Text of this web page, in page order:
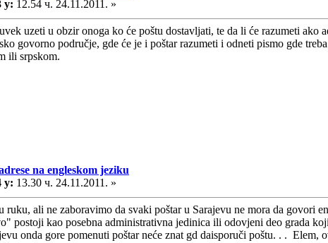
у: 12.54 ч. 24.11.2011. »
uzeti u obzir onoga ko će poštu dostavljati, te da li će razumeti ako
govorno područje, gde će je i poštar razumeti i odneti pismo gde
ili srpskom.
na engleskom jeziku
у: 13.30 ч. 24.11.2011. »
ruku, ali ne zaboravimo da svaki poštar u Sarajevu ne mora da
postoji kao posebna administrativna jedinica ili odovjeni deo grada
onda gore pomenuti poštar neće znat gd daisporuči poštu. . .